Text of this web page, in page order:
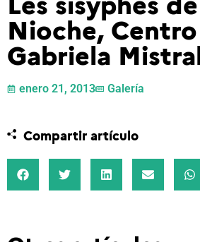
Nioche,
Gabriela
enero 21, 2013 Galería
Compartir artículo